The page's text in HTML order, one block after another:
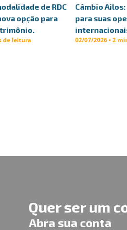
de RDC
opção para
de leitura
Câmbio
para suas
02/07/2026 • 2
Quer ser um
Abra sua conta